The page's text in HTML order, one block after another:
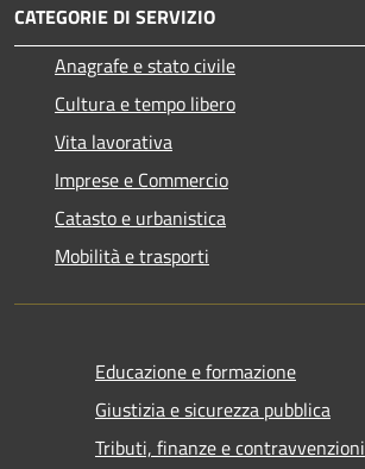
CATEGORIE DI SERVIZIO
Anagrafe e stato civile
Cultura e tempo libero
Vita lavorativa
Imprese e Commercio
Catasto e urbanistica
Mobilità e trasporti
Educazione e formazione
Giustizia e sicurezza pubblica
Tributi, finanze e contravvenzioni